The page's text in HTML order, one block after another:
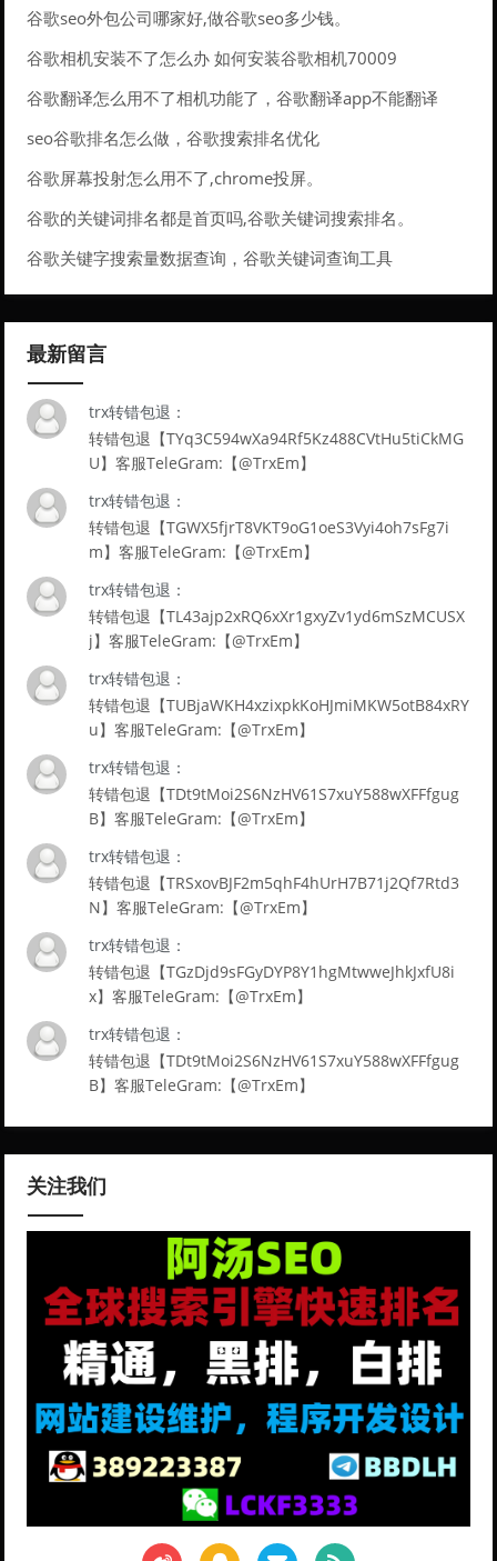
谷歌seo外包公司哪家好,做谷歌seo多少钱。
谷歌相机安装不了怎么办 如何安装谷歌相机70009
谷歌翻译怎么用不了相机功能了，谷歌翻译app不能翻译
seo谷歌排名怎么做，谷歌搜索排名优化
谷歌屏幕投射怎么用不了,chrome投屏。
谷歌的关键词排名都是首页吗,谷歌关键词搜索排名。
谷歌关键字搜索量数据查询，谷歌关键词查询工具
最新留言
trx转错包退：
转错包退【TYq3C594wXa94Rf5Kz488CVtHu5tiCkMG
U】客服TeleGram:【@TrxEm】
trx转错包退：
转错包退【TGWX5fjrT8VKT9oG1oeS3Vyi4oh7sFg7i
m】客服TeleGram:【@TrxEm】
trx转错包退：
转错包退【TL43ajp2xRQ6xXr1gxyZv1yd6mSzMCUSX
j】客服TeleGram:【@TrxEm】
trx转错包退：
转错包退【TUBjaWKH4xzixpkKoHJmiMKW5otB84xRY
u】客服TeleGram:【@TrxEm】
trx转错包退：
转错包退【TDt9tMoi2S6NzHV61S7xuY588wXFFfgug
B】客服TeleGram:【@TrxEm】
trx转错包退：
转错包退【TRSxovBJF2m5qhF4hUrH7B71j2Qf7Rtd3
N】客服TeleGram:【@TrxEm】
trx转错包退：
转错包退【TGzDjd9sFGyDYP8Y1hgMtwweJhkJxfU8i
x】客服TeleGram:【@TrxEm】
trx转错包退：
转错包退【TDt9tMoi2S6NzHV61S7xuY588wXFFfgug
B】客服TeleGram:【@TrxEm】
关注我们